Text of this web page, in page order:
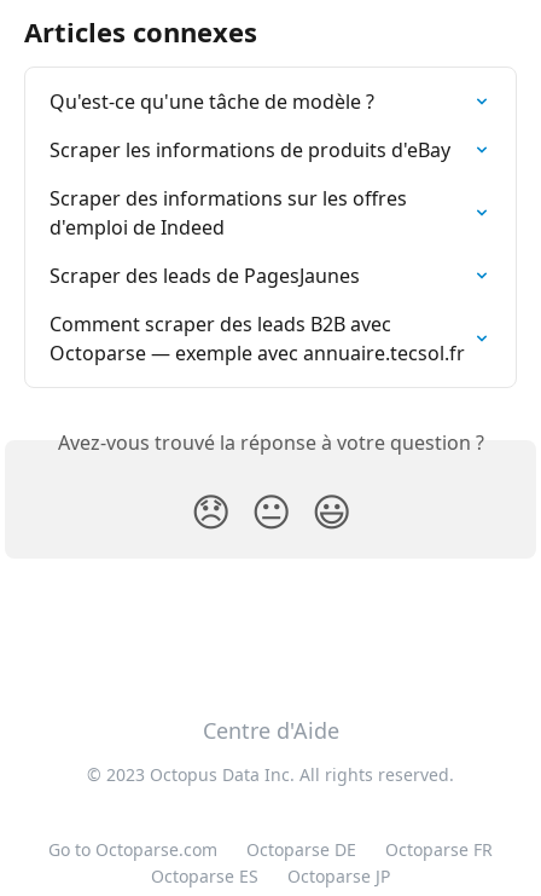
Articles connexes
Qu'est-ce qu'une tâche de modèle ?
Scraper les informations de produits d'eBay
Scraper des informations sur les offres
d'emploi de Indeed
Scraper des leads de PagesJaunes
Comment scraper des leads B2B avec
Octoparse — exemple avec annuaire.tecsol.fr
Avez-vous trouvé la réponse à votre question ?
😞 😐 😃
Centre d'Aide
© 2023 Octopus Data Inc. All rights reserved.
Go to Octoparse.com Octoparse DE
Octoparse FR
Octoparse ES
Octoparse JP